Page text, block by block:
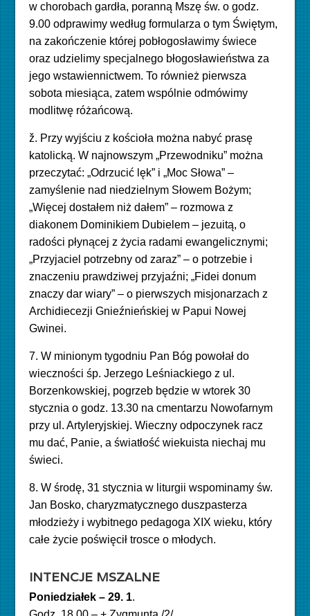
w chorobach gardła, poranną Mszę św. o godz.
9.00 odprawimy według formularza o tym Świętym,
na zakończenie której pobłogosławimy świece
oraz udzielimy specjalnego błogosławieństwa za
jego wstawiennictwem. To również pierwsza
sobota miesiąca, zatem wspólnie odmówimy
modlitwę różańcową.
ž. Przy wyjściu z kościoła można nabyć prasę
katolicką. W najnowszym „Przewodniku” można
przeczytać: „Odrzucić lęk” i „Moc Słowa” –
zamyślenie nad niedzielnym Słowem Bożym;
„Więcej dostałem niż dałem” – rozmowa z
diakonem Dominikiem Dubielem – jezuitą, o
radości płynącej z życia radami ewangelicznymi;
„Przyjaciel potrzebny od zaraz” – o potrzebie i
znaczeniu prawdziwej przyjaźni; „Fidei donum
znaczy dar wiary” – o pierwszych misjonarzach z
Archidiecezji Gnieźnieńskiej w Papui Nowej
Gwinei.
7.W minionym tygodniu Pan Bóg powołał do
wieczności śp. Jerzego Leśniackiego z ul.
Borzenkowskiej, pogrzeb będzie w wtorek 30
stycznia o godz. 13.30 na cmentarzu Nowofarnym
przy ul. Artyleryjskiej. Wieczny odpoczynek racz
mu dać, Panie, a światłość wiekuista niechaj mu
świeci.
8. W środę, 31 stycznia w liturgii wspominamy św.
Jan Bosko, charyzmatycznego duszpasterza
młodzieży i wybitnego pedagoga XIX wieku, który
całe życie poświęcił trosce o młodych.
INTENCJE MSZALNE
Poniedziałek – 29. 1.